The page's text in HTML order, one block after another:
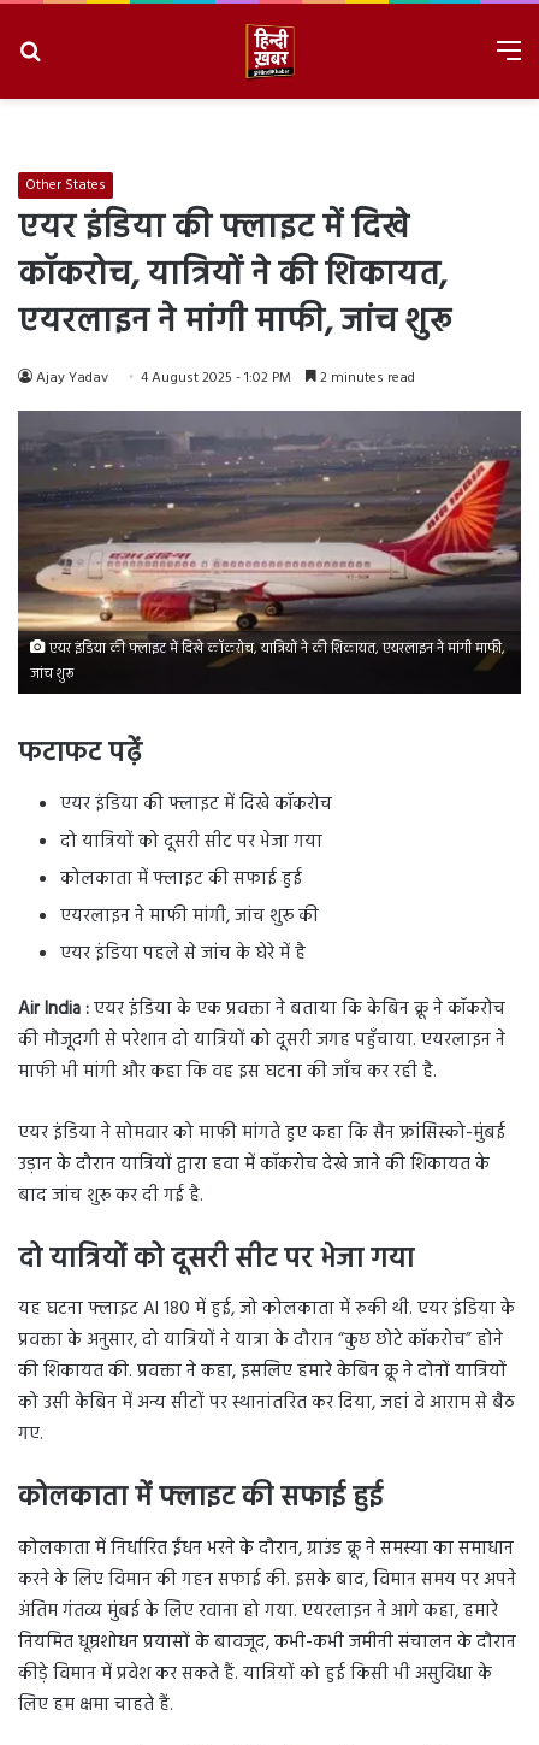
Other States
एयर इंडिया की फ्लाइट में दिखे
कॉकरोच, यात्रियों ने की शिकायत,
एयरलाइन ने मांगी माफी, जांच शुरू
Ajay Yadav 4 August 2025 - 1:02 PM 2 minutes read
एयर इंडिया की फ्लाइट में दिखे कॉकरोच, यात्रियों ने की शिकायत, एयरलाइन ने मांगी माफी,
जांच शुरू
फटाफट पढ़ें
एयर इंडिया की फ्लाइट में दिखे कॉकरोच
दो यात्रियों को दूसरी सीट पर भेजा गया
कोलकाता में फ्लाइट की सफाई हुई
एयरलाइन ने माफी मांगी, जांच शुरू की
एयर इंडिया पहले से जांच के घेरे में है
Air India :एयर इंडिया के एक प्रवक्ता ने बताया कि केबिन क्रू ने कॉकरोच
की मौजूदगी से परेशान दो यात्रियों को दूसरी जगह पहुँचाया. एयरलाइन ने
माफी भी मांगी और कहा कि वह इस घटना की जाँच कर रही है.
एयर इंडिया ने सोमवार को माफी मांगते हुए कहा कि सैन फ्रांसिस्को-मुंबई
उड़ान के दौरान यात्रियों द्वारा हवा में कॉकरोच देखे जाने की शिकायत के
बाद जांच शुरू कर दी गई है.
दो यात्रियों को दूसरी सीट पर भेजा गया
यह घटना फ्लाइट AI 180 में हुई, जो कोलकाता में रुकी थी. एयर इंडिया के
प्रवक्ता के अनुसार, दो यात्रियों ने यात्रा के दौरान “कुछ छोटे कॉकरोच” होने
की शिकायत की. प्रवक्ता ने कहा, इसलिए हमारे केबिन क्रू ने दोनों यात्रियों
को उसी केबिन में अन्य सीटों पर स्थानांतरित कर दिया, जहां वे आराम से बैठ
गए.
कोलकाता में फ्लाइट की सफाई हुई
कोलकाता में निर्धारित ईंधन भरने के दौरान, ग्राउंड क्रू ने समस्या का समाधान
करने के लिए विमान की गहन सफाई की. इसके बाद, विमान समय पर अपने
अंतिम गंतव्य मुंबई के लिए रवाना हो गया. एयरलाइन ने आगे कहा, हमारे
नियमित धूम्रशोधन प्रयासों के बावजूद, कभी-कभी जमीनी संचालन के दौरान
कीड़े विमान में प्रवेश कर सकते हैं. यात्रियों को हुई किसी भी असुविधा के
लिए हम क्षमा चाहते हैं.